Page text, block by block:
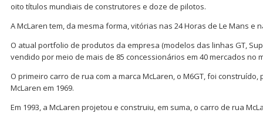
oito títulos mundiais de construtores e doze de pilotos.
A McLaren tem, da mesma forma, vitórias nas 24 Horas de Le Mans e
O atual portfolio de produtos da empresa (modelos das linhas GT,
vendido por meio de mais de 85 concessionários em 40 mercados no
O primeiro carro de rua com a marca McLaren, o M6GT, foi
McLaren em 1969.
Em 1993, a McLaren projetou e construiu, em suma, o carro de rua